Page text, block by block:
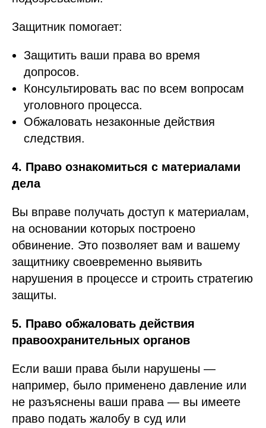
Защитник помогает:
Защитить ваши права во время
допросов.
Консультировать вас по всем вопросам
уголовного процесса.
Обжаловать незаконные действия
следствия.
4. Право ознакомиться с материалами
дела
Вы вправе получать доступ к материалам,
на основании которых построено
обвинение. Это позволяет вам и вашему
защитнику своевременно выявить
нарушения в процессе и строить стратегию
защиты.
5. Право обжаловать действия
правоохранительных органов
Если ваши права были нарушены —
например, было применено давление или
не разъяснены ваши права — вы имеете
право подать жалобу в суд или